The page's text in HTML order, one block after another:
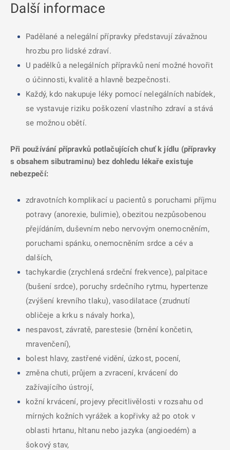
Další informace
Padělané a nelegální přípravky představují závažnou
hrozbu pro lidské zdraví.
U padělků a nelegálních přípravků není možné hovořit
o účinnosti, kvalitě a hlavně bezpečnosti.
Každý, kdo nakupuje léky pomocí nelegálních nabídek,
se vystavuje riziku poškození vlastního zdraví a stává
se možnou obětí.
Při používání přípravků potlačujících chuť k jídlu (přípravky
s obsahem sibutraminu) bez dohledu lékaře existuje
nebezpečí:
zdravotních komplikací u pacientů s poruchami příjmu
potravy (anorexie, bulimie), obezitou nezpůsobenou
přejídáním, duševním nebo nervovým onemocněním,
poruchami spánku, onemocněním srdce a cév a
dalších,
tachykardie (zrychlená srdeční frekvence), palpitace
(bušení srdce), poruchy srdečního rytmu, hypertenze
(zvýšení krevního tlaku), vasodilatace (zrudnutí
obličeje a krku s návaly horka),
nespavost, závratě, parestesie (brnění končetin,
mravenčení),
bolest hlavy, zastřené vidění, úzkost, pocení,
změna chuti, průjem a zvracení, krvácení do
zažívajícího ústrojí,
kožní krvácení, projevy přecitlivělosti v rozsahu od
mírných kožních vyrážek a kopřivky až po otok v
oblasti hrtanu, hltanu nebo jazyka (angioedém) a
šokový stav,